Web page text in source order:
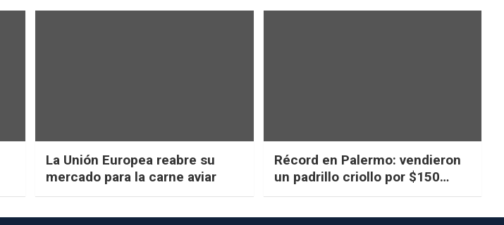
La Unión Europea reabre su
mercado para la carne aviar
Récord en Palermo: vendieron
un padrillo criollo por $150
millones